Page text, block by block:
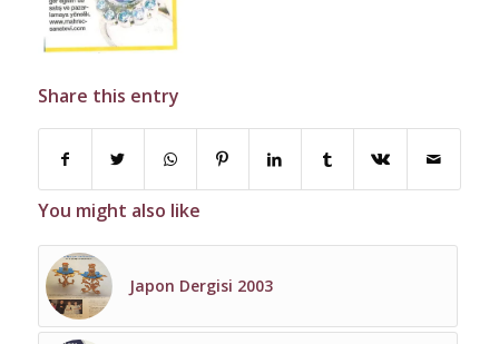
Share this entry
You might also like
Japon Dergisi 2003